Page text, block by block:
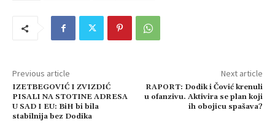
Previous article
IZETBEGOVIĆ I ZVIZDIĆ
PISALI NA STOTINE ADRESA
U SAD I EU: BiH bi bila
stabilnija bez Dodika
Next article
RAPORT: Dodik i Čović krenuli
u ofanzivu. Aktivira se plan koji
ih obojicu spašava?